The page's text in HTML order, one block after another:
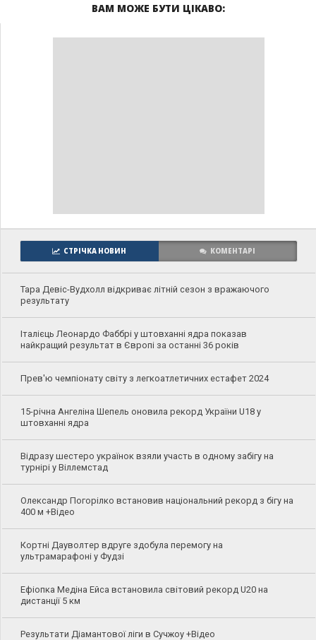
ВАМ МОЖЕ БУТИ ЦІКАВО:
СТРІЧКА НОВИН КОМЕНТАРІ
Тара Девіс-Вудхолл відкриває літній сезон з вражаючого
результату
Італієць Леонардо Фаббрі у штовханні ядра показав
найкращий результат в Європі за останні 36 років
Прев'ю чемпіонату світу з легкоатлетичних естафет 2024
15-річна Ангеліна Шепель оновила рекорд України U18 у
штовханні ядра
Відразу шестеро українок взяли участь в одному забігу на
турнірі у Віллемстад
Олександр Погорілко встановив національний рекорд з бігу на
400 м +Відео
Кортні Дауволтер вдруге здобула перемогу на
ультрамарафоні у Фудзі
Ефіопка Медіна Ейса встановила світовий рекорд U20 на
дистанції 5 км
Результати Діамантової ліги в Сучжоу +Відео